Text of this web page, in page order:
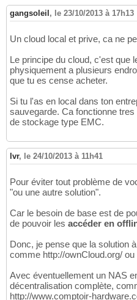
gangsoleil , le 23/10/2013 à 17h13
Un cloud local et prive, ca ne
Le principe du cloud, c'est que
physiquement a plusieurs
que tu es cense acheter.
Si tu l'as en local dans ton
sauvegarde. Ca fonctionne
de stockage type EMC.
lvr, le 24/10/2013 à 11h41
Pour éviter tout problème de
"ou une autre solution".
Car le besoin de base est de
de pouvoir les accéder en
Donc, je pense que la solution
comme http://ownCloud.org/
Avec éventuellement un NAS
décentralisation complète,
http://www.comptoir-